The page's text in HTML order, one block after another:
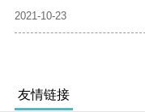
2021-10-23
友情链接